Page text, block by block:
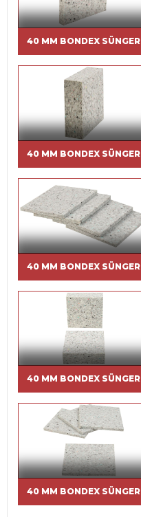
40 MM BONDEX SÜNGER
40 MM BONDEX SÜNGER
40 MM BONDEX SÜNGER
40 MM BONDEX SÜNGER
40 MM BONDEX SÜNGER